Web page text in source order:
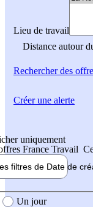
Lieu de travail
Distance autour
Rechercherdes
uniquement
France Travail
filtres de Date de
création de l'offre
Un jour
Créer une alerte